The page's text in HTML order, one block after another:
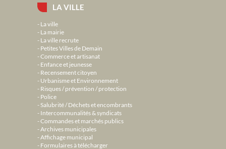
LA VILLE
La ville
La mairie
La ville recrute
Petites Villes de Demain
Commerce et artisanat
Enfance et jeunesse
Recensement citoyen
Urbanisme et Environnement
Risques / prévention / protection
Police
Salubrité / Déchets et encombrants
Intercommunalités & syndicats
Commandes et marchés publics
Archives municipales
Affichage municipal
Formulaires à télécharger